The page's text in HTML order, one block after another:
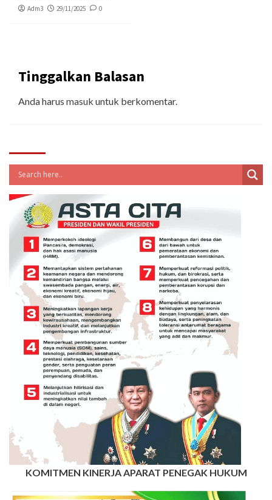
Adm3 29/11/2025 0
Tinggalkan Balasan
Anda harus masuk untuk berkomentar.
KOMITMEN KINERJA APARAT PENEGAK HUKUM